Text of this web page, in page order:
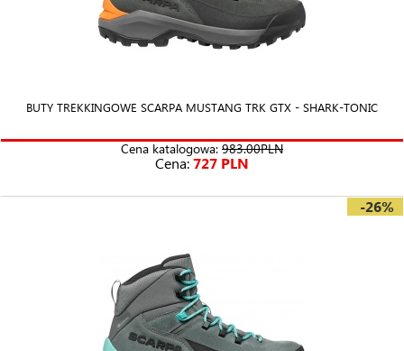
BUTY TREKKINGOWE SCARPA MUSTANG TRK GTX - SHARK-TONIC
Cena katalogowa: 983.00PLN
Cena:727 PLN
-26%